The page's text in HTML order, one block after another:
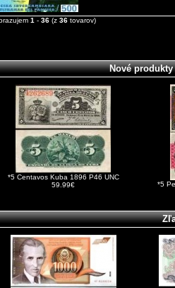
1 - 36 (z 36 tovarov)
Nové produkty
*5 Centavos Kuba 1896 P46 UNC
59.99€
*5